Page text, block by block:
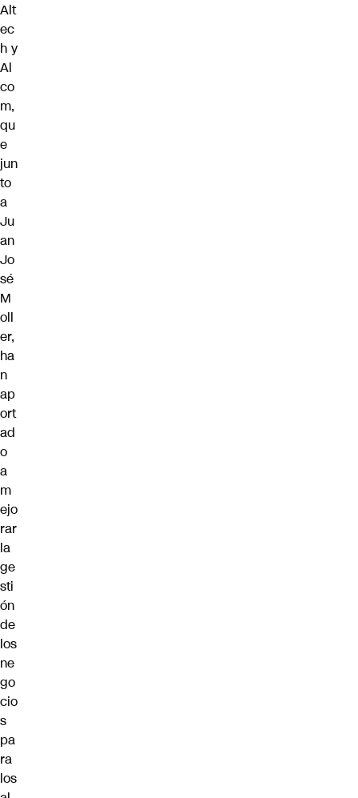
Alt
ec
h y
Al
co
m,
qu
e
jun
to
a
Ju
an
Jo
sé
M
oll
er,
ha
n
ap
ort
ad
o
a
m
ejo
rar
la
ge
sti
ón
de
los
ne
go
cio
s
pa
ra
los